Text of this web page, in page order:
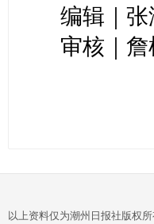
编辑｜张
审核｜詹
以上资料仅为潮州日报社版权